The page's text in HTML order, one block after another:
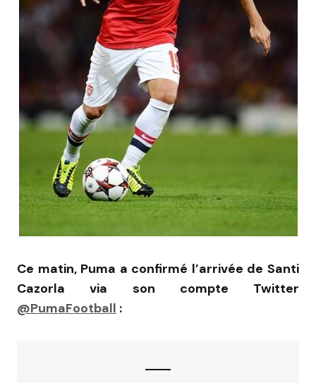
Ce matin, Puma a confirmé l’arrivée de Santi
Cazorla via son compte Twitter
@PumaFootball :